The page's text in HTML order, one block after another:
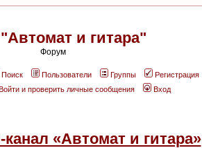
и гитара"
Форум
Поиск Пользователи Группы
Регистрация
и проверить личные сообщения Вход
«Автомат и гитара»